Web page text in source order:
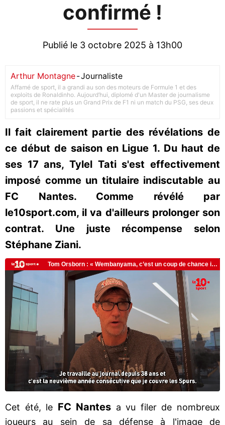
confirmé !
Publié le 3 octobre 2025 à 13h00
Arthur Montagne-Journaliste
Affamé de sport, il a grandi au son des moteurs de Formule 1 et des
exploits de Ronaldinho. Aujourd’hui, diplomé d'un Master de journalisme
de sport, il ne rate plus un Grand Prix de F1 ni un match du PSG, ses deux
passions et spécialités
Il fait clairement partie des révélations de
ce début de saison en Ligue 1. Du haut de
ses 17 ans, Tylel Tati s'est effectivement
imposé comme un titulaire indiscutable au
FC Nantes. Comme révélé par
le10sport.com, il va d'ailleurs prolonger son
contrat. Une juste récompense selon
Stéphane Ziani.
Cet été, le FC Nantes a vu filer de nombreux
joueurs au sein de sa défense à l'image de